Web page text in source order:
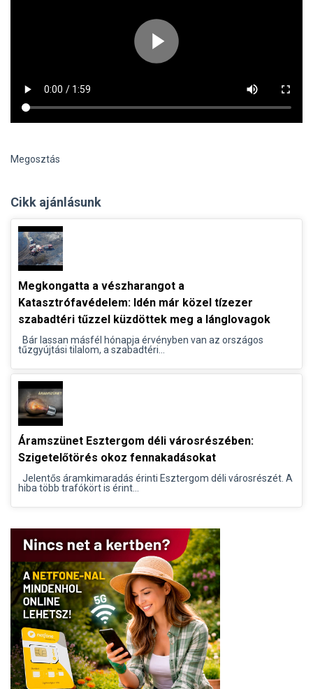
Megosztás
Cikk ajánlásunk
Megkongatta a vészharangot a
Katasztrófavédelem: Idén már közel tízezer
szabadtéri tűzzel küzdöttek meg a lánglovagok
Bár lassan másfél hónapja érvényben van az országos
tűzgyújtási tilalom, a szabadtéri...
Áramszünet Esztergom déli városrészében:
Szigetelőtörés okoz fennakadásokat
Jelentős áramkimaradás érinti Esztergom déli városrészét. A
hiba több trafókört is érint...